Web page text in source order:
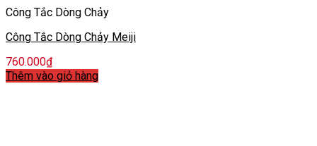
Công Tắc Dòng Chảy
Công Tắc Dòng Chảy Meiji
760.000₫
Thêm vào giỏ hàng